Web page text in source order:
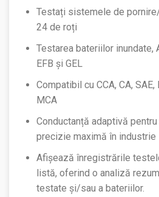
Testați sistemele de
24 de roți
Testarea bateriilor inundate,
EFB și GEL
Compatibil cu CCA, CA, SAE,
MCA
Conductanță adaptivă
precizie maximă în industrie
Afișează înregistrările
listă, oferind o analiză
testate și/sau a bateriilor.